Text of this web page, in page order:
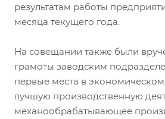
результатам работы
месяца текущего года.
На совещании также были
грамоты заводским
первые места в
лучшую производственную
механообрабатывающее